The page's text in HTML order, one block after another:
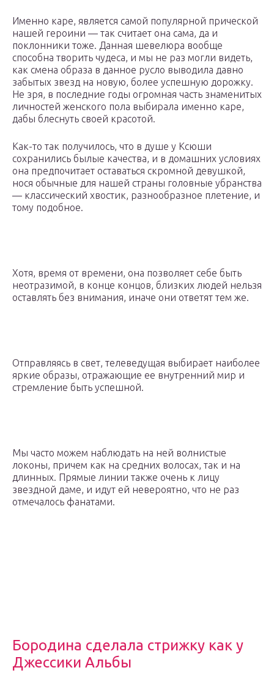
Именно каре, является самой популярной прической
нашей героини — так считает она сама, да и
поклонники тоже. Данная шевелюра вообще
способна творить чудеса, и мы не раз могли видеть,
как смена образа в данное русло выводила давно
забытых звезд на новую, более успешную дорожку.
Не зря, в последние годы огромная часть знаменитых
личностей женского пола выбирала именно каре,
дабы блеснуть своей красотой.
Как-то так получилось, что в душе у Ксюши
сохранились былые качества, и в домашних условиях
она предпочитает оставаться скромной девушкой,
нося обычные для нашей страны головные убранства
— классический хвостик, разнообразное плетение, и
тому подобное.
Хотя, время от времени, она позволяет себе быть
неотразимой, в конце концов, близких людей нельзя
оставлять без внимания, иначе они ответят тем же.
Отправляясь в свет, телеведущая выбирает наиболее
яркие образы, отражающие ее внутренний мир и
стремление быть успешной.
Мы часто можем наблюдать на ней волнистые
локоны, причем как на средних волосах, так и на
длинных. Прямые линии также очень к лицу
звездной даме, и идут ей невероятно, что не раз
отмечалось фанатами.
Бородина сделала стрижку как у
Джессики Альбы